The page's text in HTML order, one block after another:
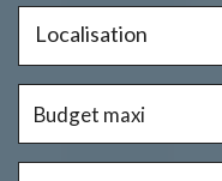
Localisation